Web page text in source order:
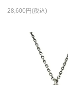
28,600